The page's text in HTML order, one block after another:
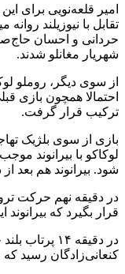
امیر قلعه‌نویی برای
تقابل با نیوزیلند
حردانی و احسان
شهریار مغانلو شدند.
از سوی دیگر، روملو
احتمالا همچون بازی
ترکیب قرار گرفت.
بازی از سوی بلژیک
لوکاکو با بیرانوند
شود. بیرانوند هم بعد
در دقیقه نهم حرکت
قرار بگیرد که
در دقیقه ۱۴
کنعانی‌زادگان رسید که